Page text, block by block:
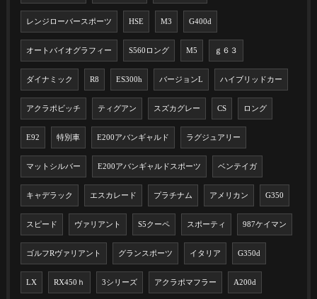
レンジローバースポーツ HSE M3 G400d
オートバイオグラフィー S560ロング M5 ｇ６３
ダイナミック R8 ES300h バージョンL ハイブリッドカー
アクラポビッチ ティグアン スズカグレー CS ロング
E92 特別車 E200アバンギャルド ラグジュアリー
マットシルバー E200アバンギャルドスポーツ ベンテイガ
キャデラック エスカレード プラチナム アメリカン G350
スピード ヴァリアント S5クーペ スポーティ 987ケイマン
ゴルフRヴァリアント グランスポーツ イタリア G350d
LX RX450ｈ 3シリーズ アクラポマフラー A200d